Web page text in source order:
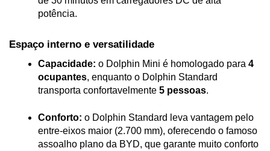
potência.
Espaço interno e versatilidade
Capacidade: o Dolphin Mini é homologado para 4
ocupantes, enquanto o Dolphin Standard
transporta confortavelmente 5 pessoas.
Conforto: o Dolphin Standard leva vantagem pelo
entre-eixos maior (2.700 mm), oferecendo o famoso
assoalho plano da BYD, que garante muito conforto